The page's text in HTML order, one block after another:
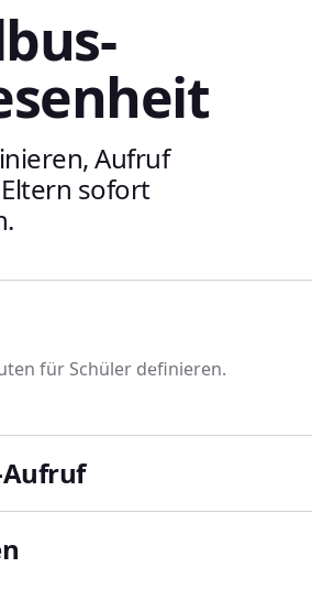
Aufruf
sofort
für Schüler definieren.
Aufruf